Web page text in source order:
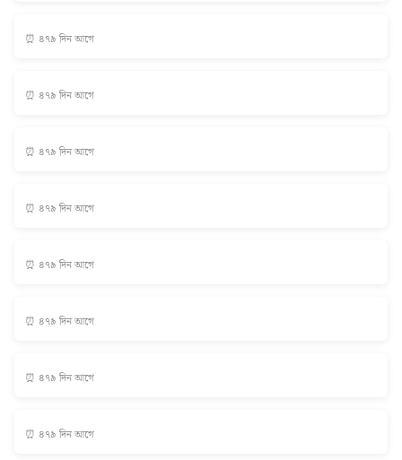
⏰ ৪৭৯ দিন আগে
⏰ ৪৭৯ দিন আগে
⏰ ৪৭৯ দিন আগে
⏰ ৪৭৯ দিন আগে
⏰ ৪৭৯ দিন আগে
⏰ ৪৭৯ দিন আগে
⏰ ৪৭৯ দিন আগে
⏰ ৪৭৯ দিন আগে